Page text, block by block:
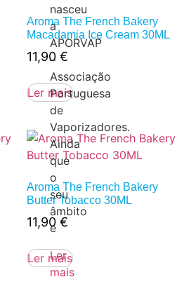
nasceu
a
APORVAP
–
Associação
Portuguesa
de
Vaporizadores.
Ainda
que
o
seu
âmbito
e
Ler
mais
Aroma The French Bakery
Macadamia Ice Cream 30ML
11,90 €
Ler mais
Aroma The French Bakery
Butter Tobacco 30ML
11,90 €
Ler mais